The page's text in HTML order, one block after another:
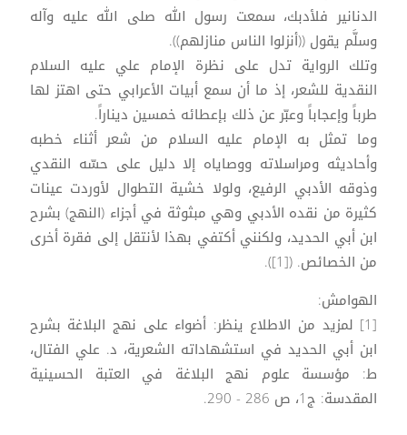
الدنانير فلأدبك، سمعت رسول الله صلى الله عليه وآله
وسلَّم يقول ((أنزلوا الناس منازلهم)).
وتلك الرواية تدل على نظرة الإمام علي عليه السلام
النقدية للشعر، إذ ما أن سمع أبيات الأعرابي حتى اهتز لها
طرباً وإعجاباً وعبّر عن ذلك بإعطائه خمسين ديناراً.
وما تمثل به الإمام عليه السلام من شعر أثناء خطبه
وأحاديثه ومراسلاته ووصاياه إلا دليل على حسّه النقدي
وذوقه الأدبي الرفيع، ولولا خشية التطوال لأوردت عينات
كثيرة من نقده الأدبي وهي مبثوثة في أجزاء (النهج) بشرح
ابن أبي الحديد، ولكنني أكتفي بهذا لأنتقل إلى فقرة أخرى
من الخصائص. ([1]).
الهوامش:
[1] لمزيد من الاطلاع ينظر: أضواء على نهج البلاغة بشرح
ابن أبي الحديد في استشهاداته الشعرية، د. علي الفتال،
ط: مؤسسة علوم نهج البلاغة في العتبة الحسينية
المقدسة: ج1، ص 286 - 290.